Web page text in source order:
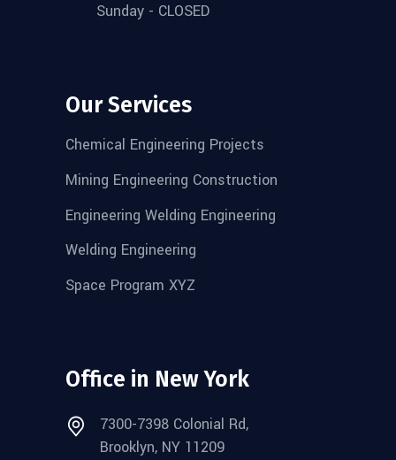
Sunday - CLOSED
Our Services
Chemical Engineering Projects
Mining Engineering Construction
Engineering Welding Engineering
Welding Engineering
Space Program XYZ
Office in New York
7300-7398 Colonial Rd,
Brooklyn, NY 11209